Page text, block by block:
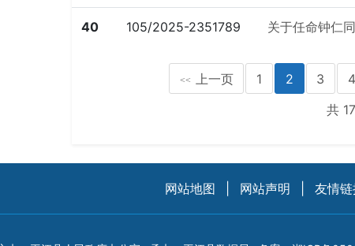
40 105/2025-2351789 关于任命钟仁
<< 上一页 1 2 3 4
共
网站地图 网站声明 友情